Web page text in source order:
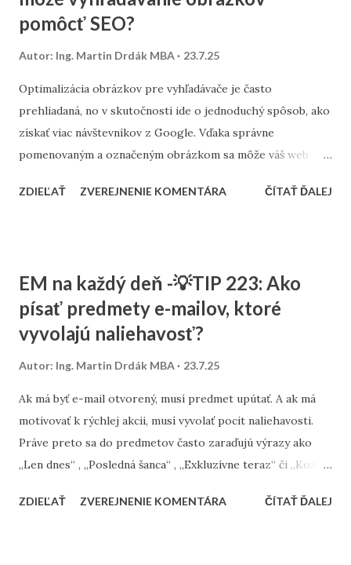
fungujú aj Performance Max kampane, ak sú dobre
výmenou za e-mail – napríklad zľavu, e-book alebo prístup
k exkluzívnemu obsahu.
pomôcť SEO?
Autor: Ing. Martin Drdák MBA 23.7.25
Optimalizácia obrázkov pre vyhľadávače je často
prehliadaná, no v skutočnosti ide o jednoduchý spôsob, ako
získať viac návštevníkov z Google. Vďaka správne
pomenovaným a označeným obrázkom sa môže váš web
ďalší bezplatný prúd návštevnosti. Pri nahrávaní obrázkov
obrázka (napr. Zelené bavlnené obliečky na manželskej
posteli ), nastaviť vhodný rozmer a kompresiu, aby sa
stránka načítavala rýchlo. Obrázky by mali byť vizuálne
stiahnuté z fotobanky. Čím viac sa obrázok hodí k obsahu,
tým vyššia šanca, že sa Google rozhodne zobraziť ho aj vo
vyhľadávaní. V Consultee pomáhame eshopom aj obsahovým
webom optimalizovať nielen texty, ale aj vizuálnu časť webu
tak, aby prinášala reálne výsledky – ...
ZDIEĽAŤ ZVEREJNENIE KOMENTÁRA ČÍTAŤ ĎALEJ
EM na každý deň -💡TIP 223: Ako
písať predmety e-mailov, ktoré
vyvolajú naliehavosť?
Autor: Ing. Martin Drdák MBA 23.7.25
Ak má byť e-mail otvorený, musí predmet upútať. A ak má
motivovať k rýchlej akcii, musí vyvolať pocit naliehavosti.
Práve preto sa do predmetov často zaraďujú výrazy ako
„Len dnes“ , „Posledná šanca“ , „Exkluzívne teraz“ či „Končí
zmeškania – tzv. FOMO ( fear of missing out ). Keď príjemca
ZDIEĽAŤ ZVEREJNENIE KOMENTÁRA ČÍTAŤ ĎALEJ